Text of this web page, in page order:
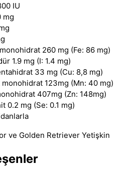
IU
mg
260 mg (Fe: 86 mg)
1.9 mg (I: 1.4 mg)
33 mg (Cu: 8,8 mg)
123mg (Mn: 40 mg)
407mg (Zn: 148mg)
0.2 mg (Se: 0.1 mg)